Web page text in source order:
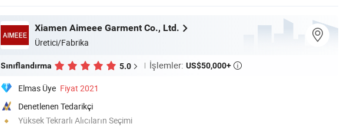
Xiamen Aimeee Garment Co., Ltd.
Üretici/Fabrika
Sınıflandırma 5.0 İşlemler: US$50,000+ 
Elmas Üye Fiyat 2021
Denetlenen Tedarikçi
Yüksek Tekrarlı Alıcıların Seçimi